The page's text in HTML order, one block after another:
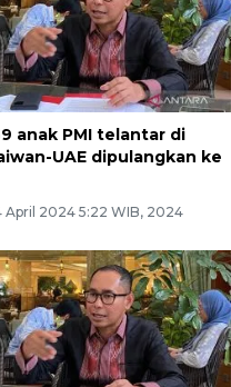
anak PMI telantar di
UAE dipulangkan ke
April 2024 5:22 WIB, 2024